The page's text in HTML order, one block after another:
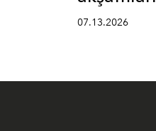
07.13.2026